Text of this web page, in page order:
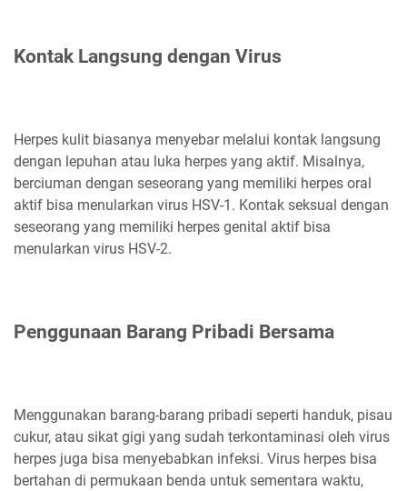
Kontak Langsung dengan Virus
Herpes kulit biasanya menyebar melalui kontak langsung
dengan lepuhan atau luka herpes yang aktif. Misalnya,
berciuman dengan seseorang yang memiliki herpes oral
aktif bisa menularkan virus HSV-1. Kontak seksual dengan
seseorang yang memiliki herpes genital aktif bisa
menularkan virus HSV-2.
Penggunaan Barang Pribadi Bersama
Menggunakan barang-barang pribadi seperti handuk, pisau
cukur, atau sikat gigi yang sudah terkontaminasi oleh virus
herpes juga bisa menyebabkan infeksi. Virus herpes bisa
bertahan di permukaan benda untuk sementara waktu,